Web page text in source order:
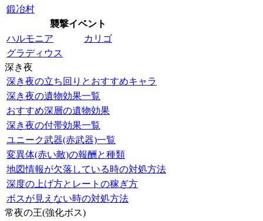
鍛冶村
襲撃イベント
ハルモニア
カリゴ
グラディウス
深き夜
深き夜の立ち回りとおすすめキャラ
深き夜の遺物効果一覧
おすすめ深層の遺物効果
深き夜の付帯効果一覧
ユニーク武器(赤武器)一覧
変異体(赤い敵)の報酬と種類
地図情報が欠落している時の対処方法
深度の上げ方とレートの稼ぎ方
ボスが見えない時の対処方法
常夜の王(強化ボス)